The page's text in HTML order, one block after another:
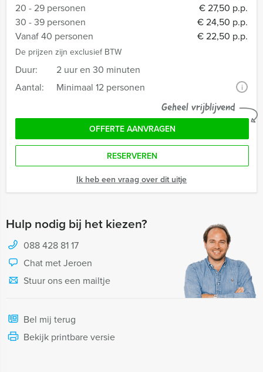
20 - 29 personen
€ 27,50 p.p.
30 - 39 personen
€ 24,50 p.p.
Vanaf 40 personen
€ 22,50 p.p.
De prijzen zijn exclusief BTW
Duur:
2 uur en 30 minuten
Aantal:
Minimaal 12 personen i
Geheel vrijblijvend
OFFERTE AANVRAGEN
RESERVEREN
Ik heb een vraag over dit uitje
Hulp nodig bij het kiezen?
088 428 81 17
Chat met Jeroen
Stuur ons een mailtje
Bel mij terug
Bekijk printbare versie